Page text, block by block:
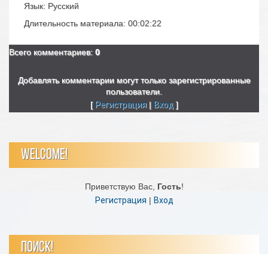
Язык: Русский
Длительность материала: 00:02:22
Всего комментариев: 0
Добавлять комментарии могут только зарегистрированные
пользователи.
[ Регистрация| Вход ]
WELCOME!
Приветствую Вас, Гость!
Регистрация | Вход
ПОИСК!